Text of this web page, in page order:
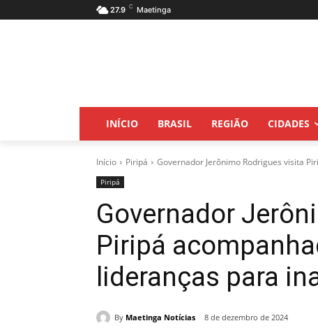
27.9 C Maetinga
INÍCIO BRASIL REGIÃO CIDADES
Início Piripá Governador Jerônimo Rodrigues visita
Piripá
Governador
Piripá
lideranças para
By Maetinga Notícias 8 de dezembro de 2024